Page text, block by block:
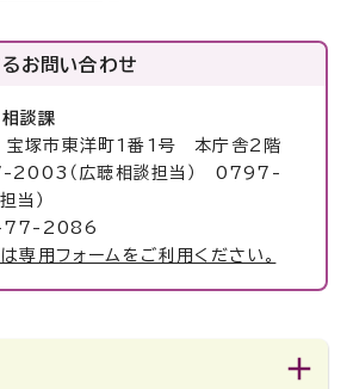
お問い合わせ
談課
市東洋町1番1号 本庁舎2階
2003（広聴相談担当） 0797-
当）
77-2086
専用フォームをご利用ください。